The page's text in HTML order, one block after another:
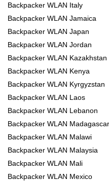
Backpacker WLAN Italy
Backpacker WLAN Jamaica
Backpacker WLAN Japan
Backpacker WLAN Jordan
Backpacker WLAN Kazakhstan
Backpacker WLAN Kenya
Backpacker WLAN Kyrgyzstan
Backpacker WLAN Laos
Backpacker WLAN Lebanon
Backpacker WLAN Madagascar
Backpacker WLAN Malawi
Backpacker WLAN Malaysia
Backpacker WLAN Mali
Backpacker WLAN Mexico